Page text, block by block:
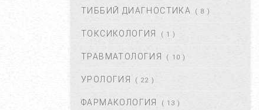
УНИНГ САБАБЛАРИ ВА
НОЯ 27, 2017
БАЧАДОН МИОМАСИ,
ДАВОЛАШ. ...
АПР 25, 2018
ТИББИЙ ДИАГНОСТИКА ( 8 )
ТОКСИКОЛОГИЯ ( 1 )
ТРАВМАТОЛОГИЯ ( 10 )
УРОЛОГИЯ ( 22 )
ФАРМАКОЛОГИЯ ( 13 )